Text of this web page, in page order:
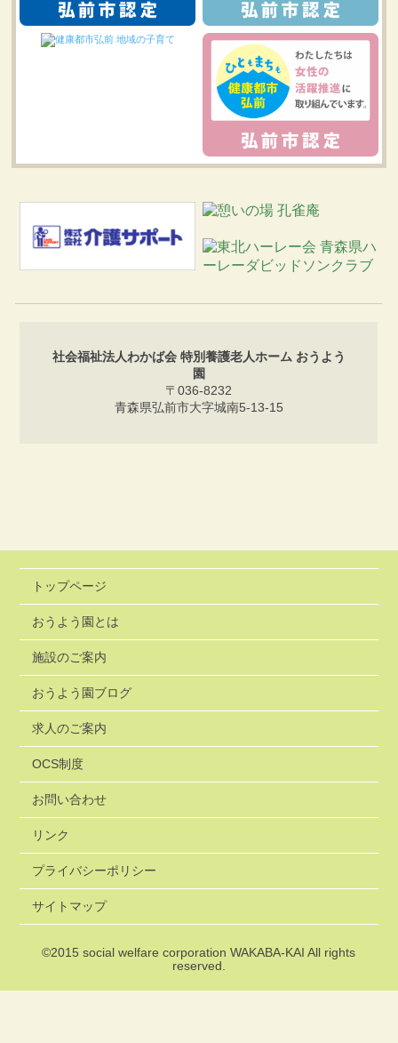
社会福祉法人わかば会 特別養護老人ホーム おうよう
園
〒036-8232
青森県弘前市大字城南5-13-15
トップページ
おうよう園とは
施設のご案内
おうよう園ブログ
求人のご案内
OCS制度
お問い合わせ
リンク
プライバシーポリシー
サイトマップ
©2015social welfare corporation WAKABA-KAI All rights
reserved.